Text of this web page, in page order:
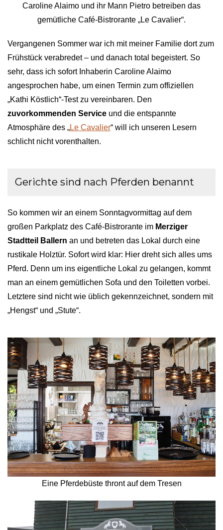
Caroline Alaimo und ihr Mann Pietro betreiben das
gemütliche Café-Bistrorante „Le Cavalier“.
Vergangenen Sommer war ich mit meiner Familie dort zum
Frühstück verabredet – und danach total begeistert. So
sehr, dass ich sofort Inhaberin Caroline Alaimo
angesprochen habe, um einen Termin zum offiziellen
„Kathi Köstlich“-Test zu vereinbaren. Den
zuvorkommenden Service und die entspannte
Atmosphäre des „Le Cavalier“ will ich unseren Lesern
schlicht nicht vorenthalten.
Gerichte sind nach Pferden benannt
So kommen wir an einem Sonntagvormittag auf dem
großen Parkplatz des Café-Bistrorante im Merziger
Stadtteil Ballern an und betreten das Lokal durch eine
rustikale Holztür. Sofort wird klar: Hier dreht sich alles ums
Pferd. Denn um ins eigentliche Lokal zu gelangen, kommt
man an einem gemütlichen Sofa und den Toiletten vorbei.
Letztere sind nicht wie üblich gekennzeichnet, sondern mit
„Hengst“ und „Stute“.
Eine Pferdebüste thront auf dem Tresen